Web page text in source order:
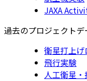
JAXA
過去のプロジェクトデ
衛星打上げ
飛行実験
人工衛星